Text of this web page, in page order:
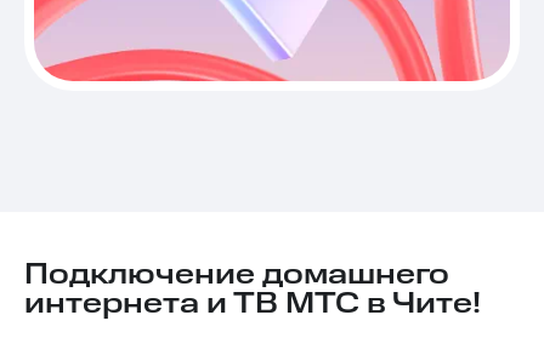
Подключение домашнего
интернета и ТВ МТС в Чите!